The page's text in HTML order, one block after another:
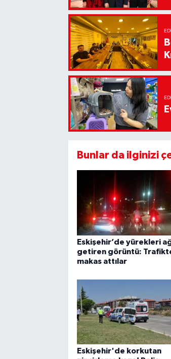
Bunlar da ilginizi
Eskişehir’de yürekleri
getiren görüntü:
makas attılar
Eskişehir'de korkutan